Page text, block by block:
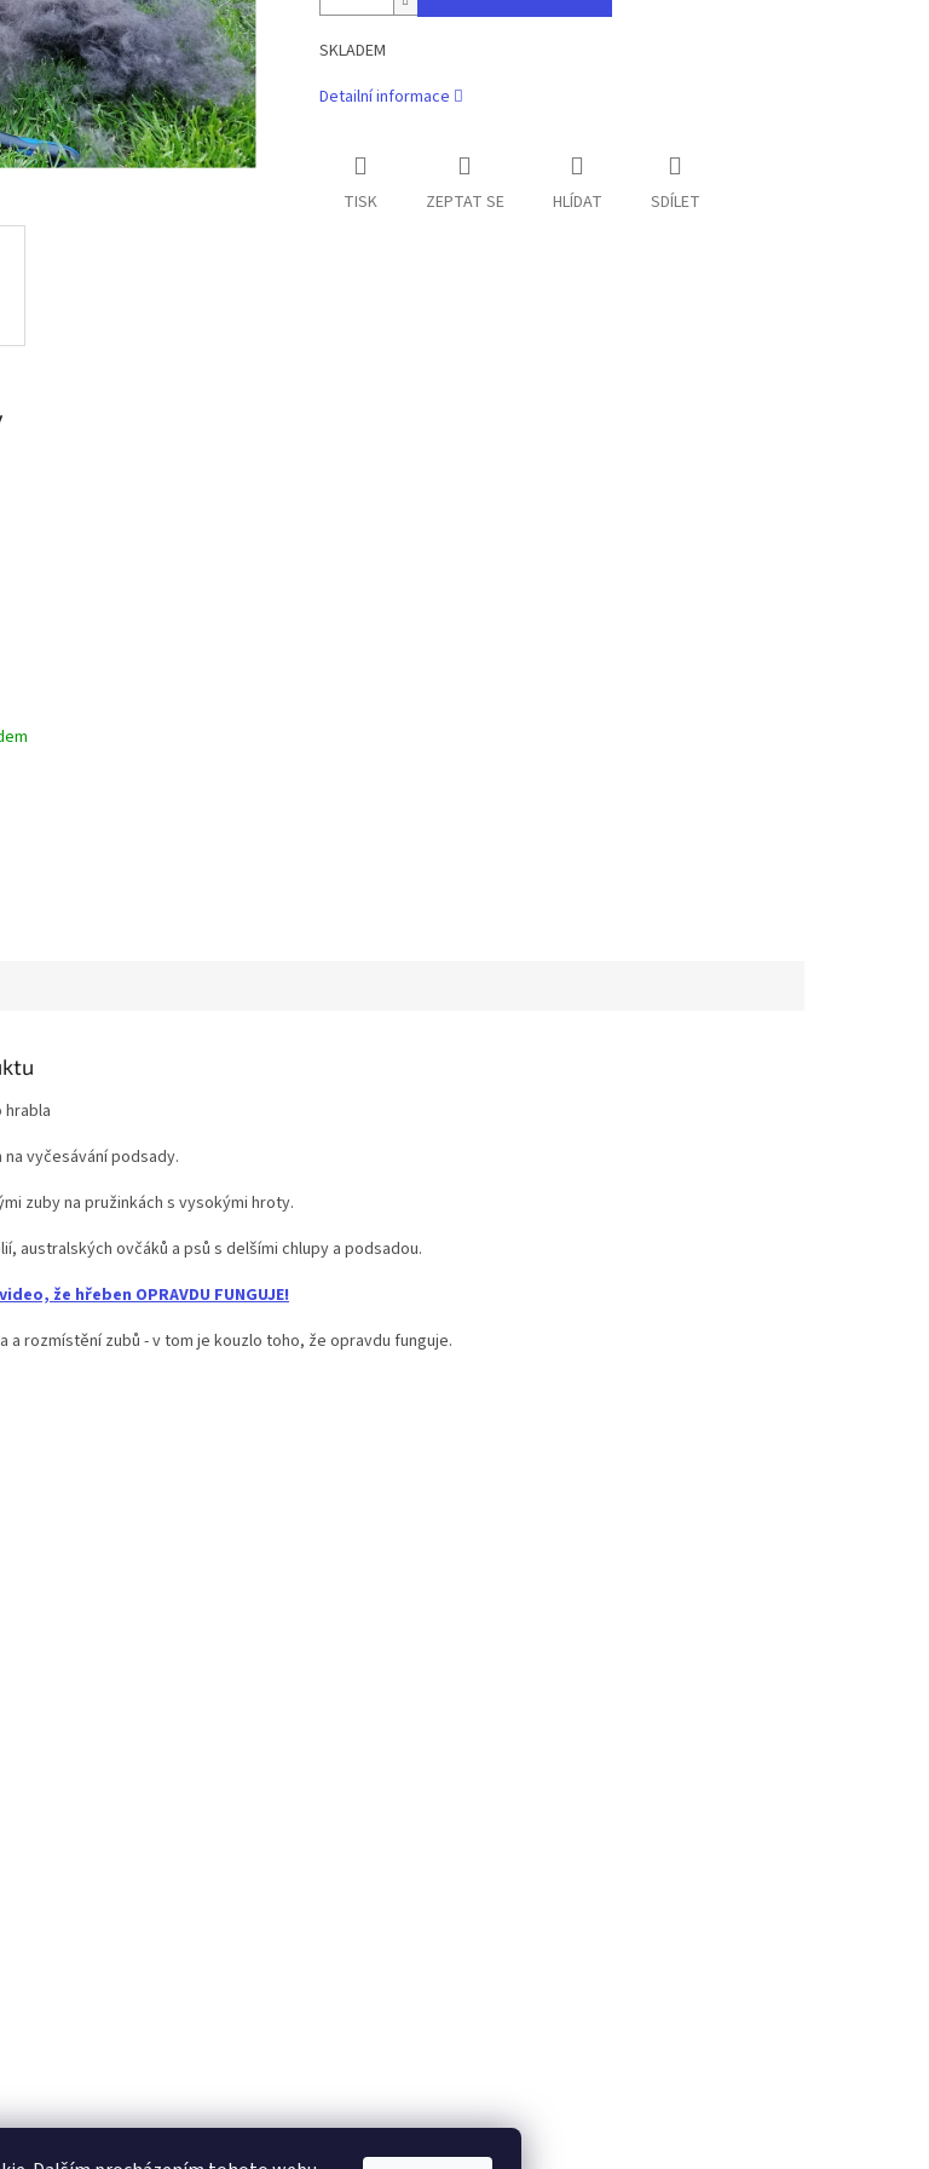
SKLADEM
Detailní informace
TISK ZEPTAT SE HLÍDAT SDÍLET
vyčesávání podsady.
zuby na pružinkách s vysokými hroty.
australských ovčáků a psů s delšími chlupy a podsadou.
video, že hřeben OPRAVDU FUNGUJE!
a rozmístění zubů - v tom je kouzlo toho, že opravdu funguje.